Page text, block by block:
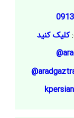
کلیک کنید